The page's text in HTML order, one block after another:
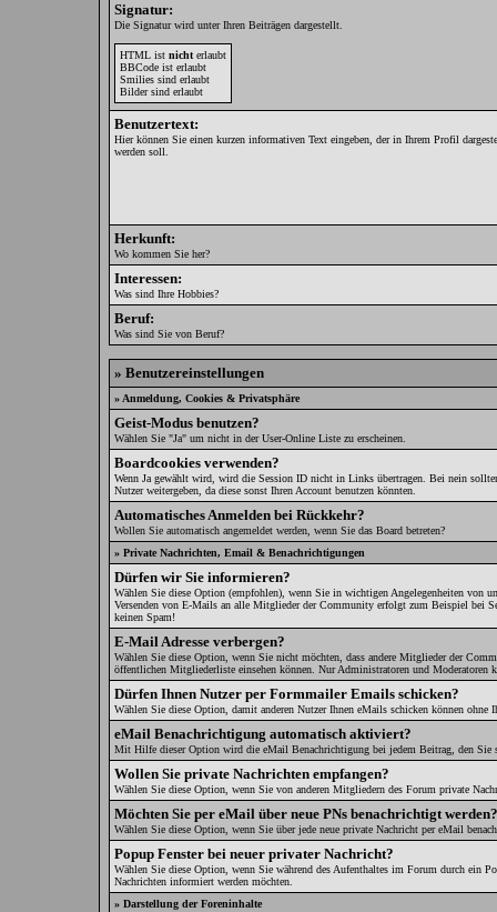
Signatur:
Die Signatur wird unter Ihren Beiträgen dargestellt.
HTML ist nicht erlaubt
BBCode ist erlaubt
Smilies sind erlaubt
Bilder sind erlaubt
Benutzertext:
Hier können Sie einen kurzen informativen Text eingeben, der in Ihrem Profil
werden soll.
Herkunft:
Wo kommen Sie her?
Interessen:
Was sind Ihre Hobbies?
Beruf:
Was sind Sie von Beruf?
» Benutzereinstellungen
» Anmeldung, Cookies & Privatsphäre
Geist-Modus benutzen?
Wählen Sie "Ja" um nicht in der User-Online Liste zu erscheinen.
Boardcookies verwenden?
Wenn Ja gewählt wird, wird die Session ID nicht in Links übertragen. Bei nein
Nutzer weitergeben, da diese sonst Ihren Account benutzen könnten.
Automatisches Anmelden bei Rückkehr?
Wollen Sie automatisch angemeldet werden, wenn Sie das Board betreten?
» Private Nachrichten, Email & Benachrichtigungen
Dürfen wir Sie informieren?
Wählen Sie diese Option (empfohlen), wenn Sie in wichtigen Angelegenheiten von
Versenden von E-Mails an alle Mitglieder der Community erfolgt zum Beispiel bei
keinen Spam!
E-Mail Adresse verbergen?
Wählen Sie diese Option, wenn Sie nicht möchten, dass andere Mitglieder der
öffentlichen Mitgliederliste einsehen können. Nur Administratoren und Moderatoren
Dürfen Ihnen Nutzer per Formmailer Emails schicken?
Wählen Sie diese Option, damit anderen Nutzer Ihnen eMails schicken können ohne
eMail Benachrichtigung automatisch aktiviert?
Mit Hilfe dieser Option wird die eMail Benachrichtigung bei jedem Beitrag, den Sie
Wollen Sie private Nachrichten empfangen?
Wählen Sie diese Option, wenn Sie von anderen Mitgliedern des Forum private
Möchten Sie per eMail über neue PNs benachrichtigt werden?
Wählen Sie diese Option, wenn Sie über jede neue private Nachricht per eMail
Popup Fenster bei neuer privater Nachricht?
Wählen Sie diese Option, wenn Sie während des Aufenthaltes im Forum durch ein
Nachrichten informiert werden möchten.
» Darstellung der Foreninhalte